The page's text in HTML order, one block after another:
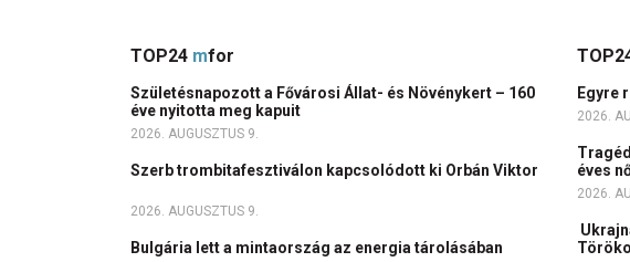
TOP24 mfor
Születésnapozott a Fővárosi Állat- és Növénykert – 160
éve nyitotta meg kapuit
2026. AUGUSZTUS 9.
Szerb trombitafesztiválon kapcsolódott ki Orbán Viktor
2026. AUGUSZTUS 9.
Bulgária lett a mintaország az energia tárolásában
Egyre
2026.
éves
2026.